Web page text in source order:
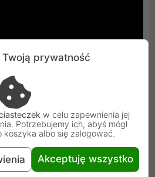
potrzeby
OS chroni dane dzięki
i prostej w obsłudze
Twoją prywatność
w celu zapewnienia jej
Potrzebujemy ich, abyś mógł
albo się zalogować.
Akceptuję wszystko